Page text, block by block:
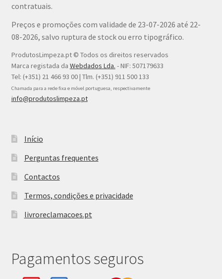
contratuais.
Preços e promoções com validade de 23-07-2026 até 22-
08-2026, salvo ruptura de stock ou erro tipográfico.
ProdutosLimpeza.pt © Todos os direitos reservados
Marca registada da Webdados Lda. - NIF: 507179633
Tel: (+351) 21 466 93 00 | Tlm. (+351) 911 500 133
Chamada para a rede fixa e móvel portuguesa, respectivamente
info@produtoslimpeza.pt
Início
Perguntas frequentes
Contactos
Termos, condições e privacidade
livroreclamacoes.pt
Pagamentos seguros